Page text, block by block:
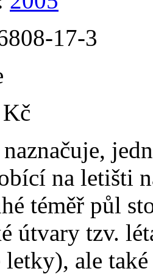
17-3
na letišti
téměř půl
útvary tzv.
letky), ale